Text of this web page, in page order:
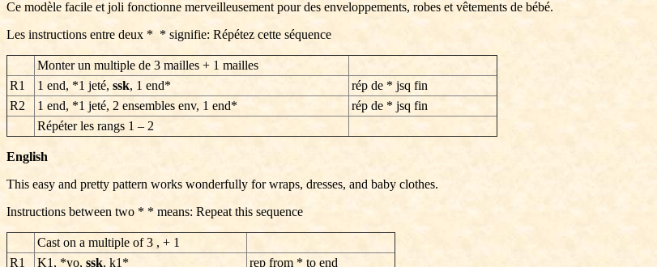
Ce modèle facile et joli fonctionne merveilleusement pour des enveloppements, robes et vêtements de bébé.
Les instructions entre deux * * signifie: Répétez cette séquence
Monter un multiple de 3 mailles + 1 mailles
R1
1 end, *1 jeté, ssk, 1 end*
rép de * jsq fin
R2
1 end, *1 jeté, 2 ensembles env, 1 end*
rép de * jsq fin
Répéter les rangs 1 – 2
English
This easy and pretty pattern works wonderfully for wraps, dresses, and baby clothes.
Instructions between two * * means: Repeat this sequence
Cast on a multiple of 3 , + 1
R1
K1, *yo, ssk, k1*
rep from * to end